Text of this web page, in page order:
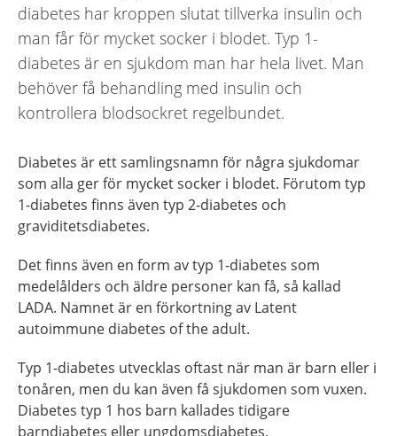
diabetes har kroppen slutat tillverka insulin och
man får för mycket socker i blodet. Typ 1-
diabetes är en sjukdom man har hela livet. Man
behöver få behandling med insulin och
kontrollera blodsockret regelbundet.
Diabetes är ett samlingsnamn för några sjukdomar
som alla ger för mycket socker i blodet. Förutom typ
1-diabetes finns även typ 2-diabetes och
graviditetsdiabetes.
Det finns även en form av typ 1-diabetes som
medelålders och äldre personer kan få, så kallad
LADA. Namnet är en förkortning av Latent
autoimmune diabetes of the adult.
Typ 1-diabetes utvecklas oftast när man är barn eller i
tonåren, men du kan även få sjukdomen som vuxen.
Diabetes typ 1 hos barn kallades tidigare
barndiabetes eller ungdomsdiabetes.